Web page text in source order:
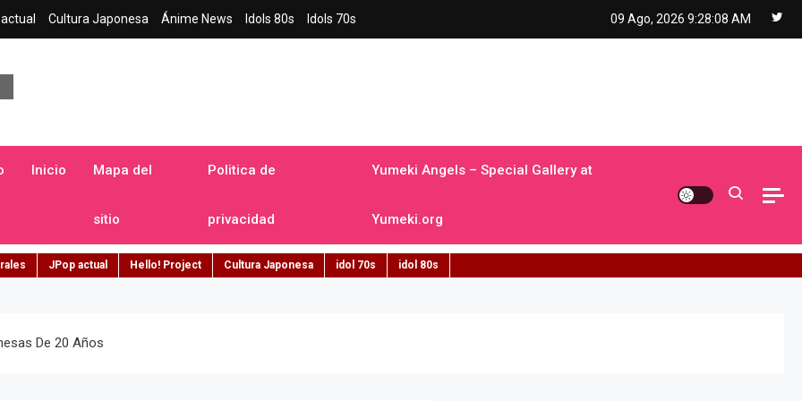
Cultura Japonesa Ánime News Idols 80s Idols 70s 09 Ago, 2026 9:28:09 AM
Inicio Mapa del
sitio
Politica de
privacidad
Yumeki Angels – Special Gallery at
Yumeki.org
JPop actual Hello! Project Cultura Japonesa idol 70s idol 80s
De 20 Años